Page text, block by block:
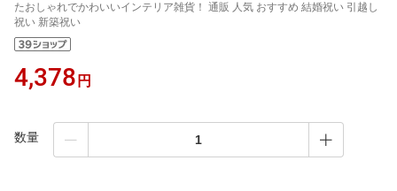
たおしゃれでかわいいインテリア雑貨！ 通販 人気 おすすめ 結婚祝い 引越し
祝い 新築祝い
4,378 円
数量